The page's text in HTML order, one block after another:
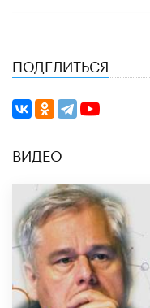
ПОДЕЛИТЬСЯ
ВИДЕО